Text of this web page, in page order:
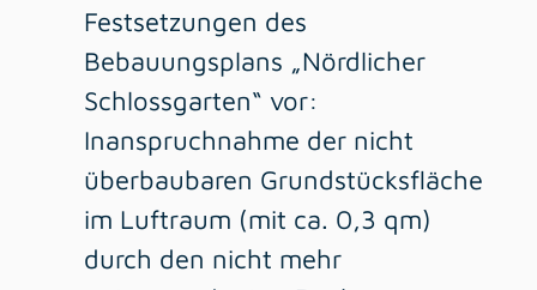
Festsetzungen des
Bebauungsplans „Nördlicher
Schlossgarten“ vor:
Inanspruchnahme der nicht
überbaubaren Grundstücksfläche
im Luftraum (mit ca. 0,3 qm)
durch den nicht mehr